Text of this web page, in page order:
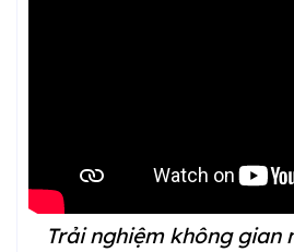
Trải nghiệm không gian